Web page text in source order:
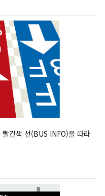
간색 선(BUS INFO)을 따라